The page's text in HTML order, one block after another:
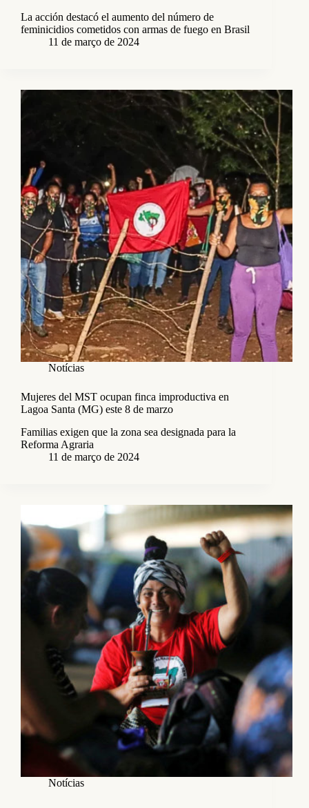
La acción destacó el aumento del número de
feminicidios cometidos con armas de fuego en Brasil
11 de março de 2024
Notícias
Mujeres del MST ocupan finca improductiva en
Lagoa Santa (MG) este 8 de marzo
Familias exigen que la zona sea designada para la
Reforma Agraria
11 de março de 2024
Notícias